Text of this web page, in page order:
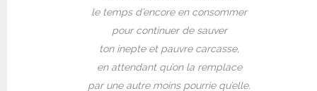
le temps d’encore en consommer
pour continuer de sauver
ton inepte et pauvre carcasse,
en attendant qu’on la remplace
par une autre moins pourrie qu’elle.